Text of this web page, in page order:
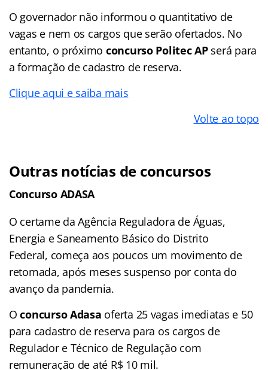
O governador não informou o quantitativo de
vagas e nem os cargos que serão ofertados. No
entanto, o próximo concurso Politec APserá para
a formação de cadastro de reserva.
Clique aqui e saiba mais
Volte ao topo
Outras notícias de concursos
Concurso ADASA
O certame da Agência Reguladora de Águas,
Energia e Saneamento Básico do Distrito
Federal, começa aos poucos um movimento de
retomada, após meses suspenso por conta do
avanço da pandemia.
Oconcurso Adasa oferta 25 vagas imediatas e 50
para cadastro de reserva para os cargos de
Regulador e Técnico de Regulação com
remuneração de até R$ 10 mil.